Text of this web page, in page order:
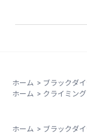
ホーム > ブラックダ
ホーム > クライミング
ホーム > ブラックダ